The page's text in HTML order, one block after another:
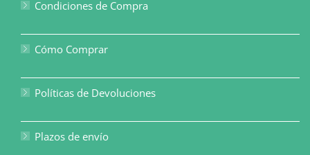
Condiciones de Compra
Cómo Comprar
Políticas de Devoluciones
Plazos de envío